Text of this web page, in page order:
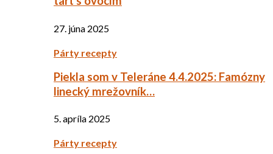
27. júna 2025
Párty recepty
Piekla som v Teleráne 4.4.2025: Famózny
linecký mrežovník…
5. apríla 2025
Párty recepty